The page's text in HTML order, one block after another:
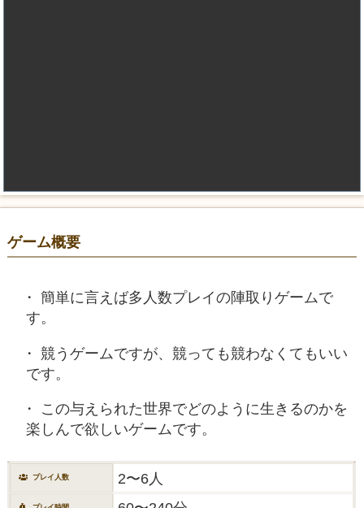
ゲーム概要
簡単に言えば多人数プレイの陣取りゲームで
す。
競うゲームですが、競っても競わなくてもいい
です。
この与えられた世界でどのように生きるのかを
楽しんで欲しいゲームです。
プレイ人数 2〜6人